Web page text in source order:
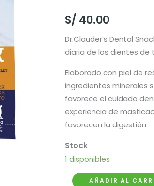
S/ 40.00
Dr.Clauder’s Dental
diaria de los dientes de
Elaborado con piel de
ingredientes minerales
favorece el cuidado
experiencia de
favorecen la digestión.
1 disponibles
Dr.
AÑADIR AL